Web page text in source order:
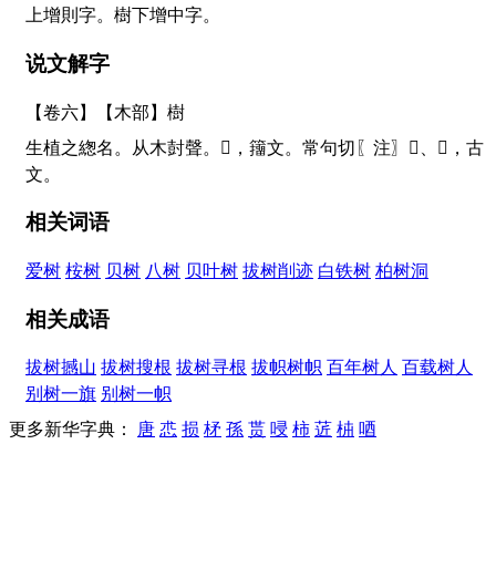
上增則字。樹下增中字。
说文解字
【卷六】【木部】 樹
生植之緫名。从木尌聲。
𡬾 ，籒文。常句切〖注〗 𣕒 𣚤 ，古
文。
相关词语
爱树 桉树 贝树 八树 贝叶树 拔树削迹 白铁树 柏树洞
相关成语
拔树撼山 拔树搜根 拔树寻根 拔帜树帜 百年树人 百载树人
别树一旗 别树一帜
更多新华字典： 唐 怷 损 柕 孫 贳 唚 柿 菦 枾 唒